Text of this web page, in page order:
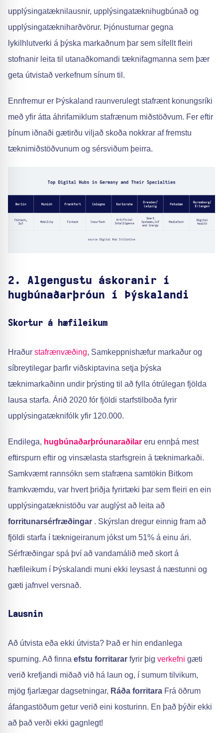
upplýsingatæknilausnir, upplýsingatæknihugbúnað og
upplýsingatækniharðvörur. Þjónusturnar gegna
lykilhlutverki á þýska markaðnum þar sem sífellt fleiri
stofnanir leita til utanaðkomandi tæknifagmanna sem þær
geta útvistað verkefnum sínum til.
Ennfremur er Þýskaland raunverulegt stafrænt konungsríki
með yfir átta áhrifamiklum stafrænum miðstöðvum. Fer eftir
þínum iðnaði gætirðu viljað skoða nokkrar af fremstu
tæknimiðstöðvunum og sérsviðum þeirra.
2. Algengustu áskoranir í
hugbúnaðarþróun í Þýskalandi
Skortur á hæfileikum
Hraður stafrænvæðing, Samkeppnishæfur markaður og
síbreytilegar þarfir viðskiptavina setja þýska
tæknimarkaðinn undir þrýsting til að fylla ótrúlegan fjölda
lausa starfa. Árið 2020 fór fjöldi starfstilboða fyrir
upplýsingatæknifólk yfir 120.000.
Endilega, hugbúnaðarþróunaraðilar eru ennþá mest
eftirspurn eftir og vinsælasta starfsgrein á tæknimarkaði.
Samkvæmt rannsókn sem stafræna samtökin Bitkom
framkvæmdu, var hvert þriðja fyrirtæki þar sem fleiri en ein
upplýsingatæknistöðu var auglýst að leita að
forritunarsérfræðingar . Skýrslan dregur einnig fram að
fjöldi starfa í tæknigeiranum jókst um 51% á einu ári.
Sérfræðingar spá því að vandamálið með skort á
hæfileikum í Þýskalandi muni ekki leysast á næstunni og
gæti jafnvel versnað.
Lausnin
Að útvista eða ekki útvista? Það er hin endanlega
spurning. Að finna efstu forritarar fyrir þig verkefni gæti
verið krefjandi miðað við há laun og, í sumum tilvikum,
mjög fjarlægar dagsetningar, Ráða forritara Frá öðrum
áfangastöðum getur verið eini kosturinn. En það þýðir ekki
að það verði ekki gagnlegt!